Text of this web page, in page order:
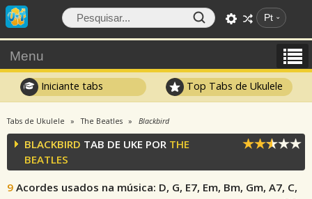
Pt
Menu
Iniciante tabs Top Tabs de Ukulele
Tabs de Ukulele The Beatles Blackbird
BLACKBIRD TAB DE UKE POR THE
BEATLES
9 Acordes usados na música: D, G, E7, Em, Bm, Gm, A7, C,